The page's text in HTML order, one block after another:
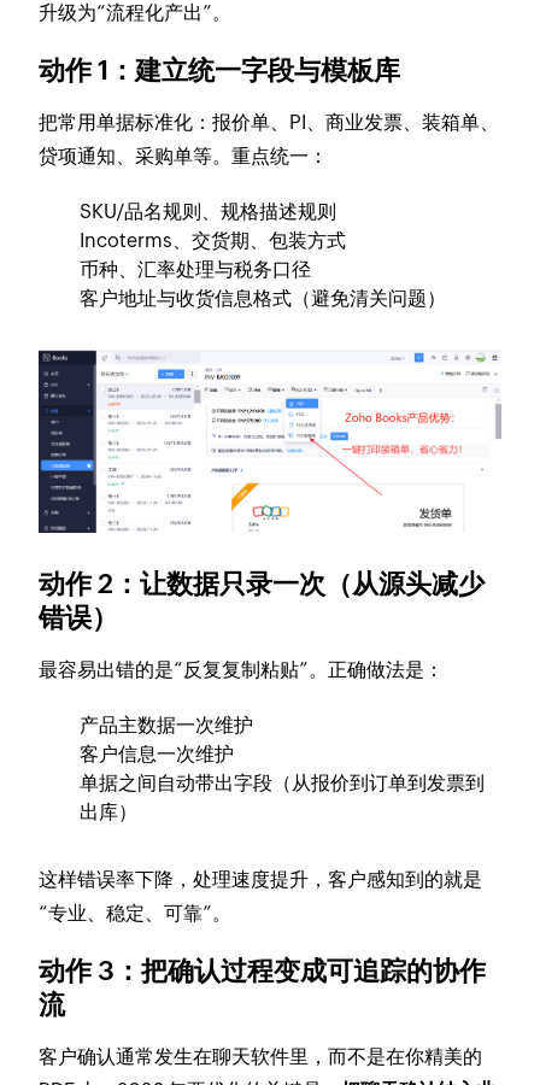
升级为“流程化产出”。
动作 1：建立统一字段与模板库
把常用单据标准化：报价单、PI、商业发票、装箱单、
贷项通知、采购单等。重点统一：
SKU/品名规则、规格描述规则
Incoterms、交货期、包装方式
币种、汇率处理与税务口径
客户地址与收货信息格式（避免清关问题）
动作 2：让数据只录一次（从源头减少
错误）
最容易出错的是“反复复制粘贴”。正确做法是：
产品主数据一次维护
客户信息一次维护
单据之间自动带出字段（从报价到订单到发票到
出库）
这样错误率下降，处理速度提升，客户感知到的就是
“专业、稳定、可靠”。
动作 3：把确认过程变成可追踪的协作
流
客户确认通常发生在聊天软件里，而不是在你精美的